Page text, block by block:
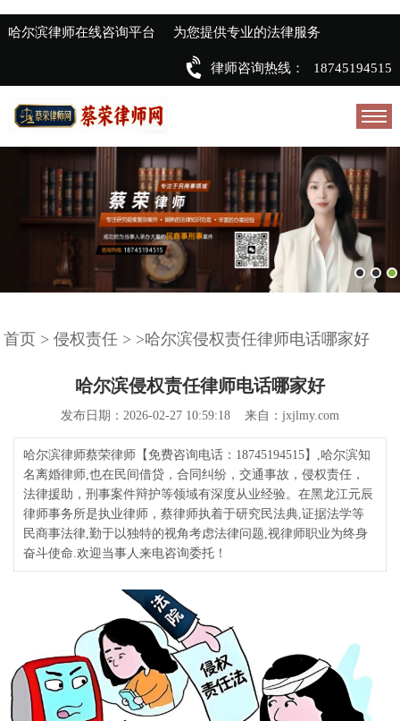
哈尔滨律师在线咨询平台 为您提供专业的法律服务
律师咨询热线： 18745194515
首页 >侵权责任 > >哈尔滨侵权责任律师电话哪家好
哈尔滨侵权责任律师电话哪家好
发布日期：2026-02-27 10:59:18 来自：jxjlmy.com
哈尔滨律师蔡荣律师【免费咨询电话：18745194515】,哈尔滨知
名离婚律师,也在民间借贷，合同纠纷，交通事故，侵权责任，
法律援助，刑事案件辩护等领域有深度从业经验。在黑龙江元辰
律师事务所是执业律师，蔡律师执着于研究民法典,证据法学等
民商事法律,勤于以独特的视角考虑法律问题,视律师职业为终身
奋斗使命.欢迎当事人来电咨询委托！